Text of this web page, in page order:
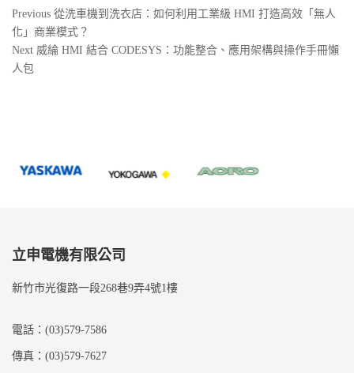
文
章
導
Previous
Post
Previous 從洗車機到洗衣店：如何利用工業級 HMI 打造高效「無人
化」商業模式？
Next
Post
Next 威綸 HMI 結合 CODESYS：功能整合、應用架構與操作手冊懶
人包
立申電機有限公司
新竹市光復路一段268巷9弄4號1樓
電話：(03)579-7586
傳真：(03)579-7627